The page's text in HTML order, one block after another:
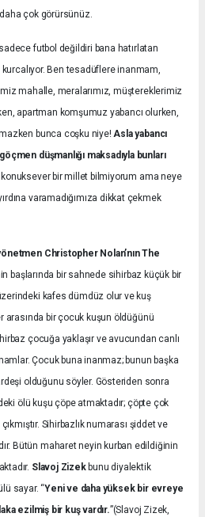
çok görürsünüz.
futbol değildiri bana hatırlatan
Ben tesadüflere inanmam,
mahalle, meralarımız, müştereklerimiz
apartman komşumuz yabancı olurken,
bunca coşku niye!Asla yabancı
düşmanlığı maksadıyla bunları
konuksever bir millet bilmiyorum ama neye
varamadığımıza dikkat çekmek
Christopher Nolan’nın The
başlarında bir sahnede sihirbaz küçük bir
kafes dümdüz olur ve kuş
arasında bir çocuk kuşun öldüğünü
çocuğa yaklaşır ve avucundan canlı
Çocuk buna inanmaz; bunun başka
olduğunu söyler. Gösteriden sonra
ölü kuşu çöpe atmaktadır; çöpte çok
Sihirbazlık numarası şiddet ve
Bütün maharet neyin kurban edildiğinin
Slavoj Zizekbunu diyalektik
sayar. “Yeni ve daha yüksek bir evreye
ezilmiş bir kuş vardır.”(Slavoj Zizek,